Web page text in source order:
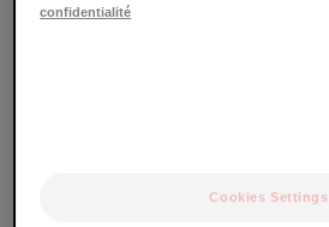
confidentialité
Cookies Settings